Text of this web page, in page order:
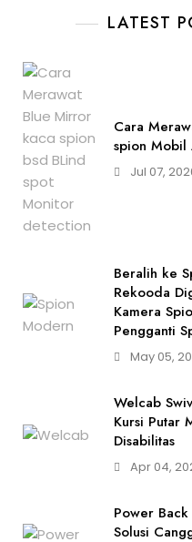
LATEST
Cara
spion Mobil
Jul 07,
Beralih ke
Rekooda
Kamera
Pengganti
May 05,
Welcab
Kursi Putar
Disabilitas
Apr 04,
Power
Solusi